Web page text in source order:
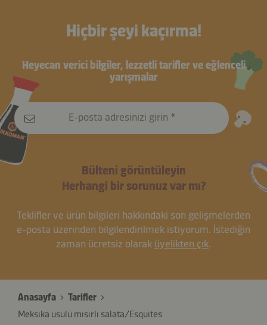
Hiçbir şeyi kaçırma!
Heyecan verici bilgiler, lezzetli tarifler ve eğlenceli
yarışmalar
E-posta adresinizi girin
Bülteni görüntüleyin
Herhangi bir sorunuz var mı?
Teklifler ve ürün bilgileri hakkındaki son gelişmelerden
e-posta üzerinden bilgilendirilmek istiyorum. İstediğin
zaman ücretsiz olarak üyelikten çık.
Anasayfa
Tarifler
Meksika usulü mısırlı salata/Esquites